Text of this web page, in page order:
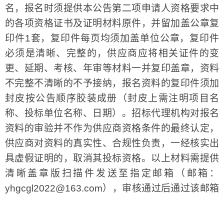
名，报名时须提供本公告第二项申请人资格要求中
的各项资格证书及证明材料原件，并留加盖公章复
印件1套，复印件每页均须加盖单位公章，复印件
必须是清晰、完整的，供应商应将相关证件的变
更、延期、考核、年审等材料一并复印盖章，资料
不完整不清晰的不予接纳，报名资料的复印件须加
封皮按公告顺序胶装成册（封皮上需注明项目名
称、投标单位名称、日期）。招标代理机构对报名
资料的审验并不作为供应商资格条件的最终认定，
供应商对资料的真实性、合规性负责，一经核实出
具虚假证明的，取消其投标资格。以上材料需提供
清晰盖章版扫描件发送至指定邮箱（邮箱：
yhgcgl2022@163.com），审核通过后通过该邮箱